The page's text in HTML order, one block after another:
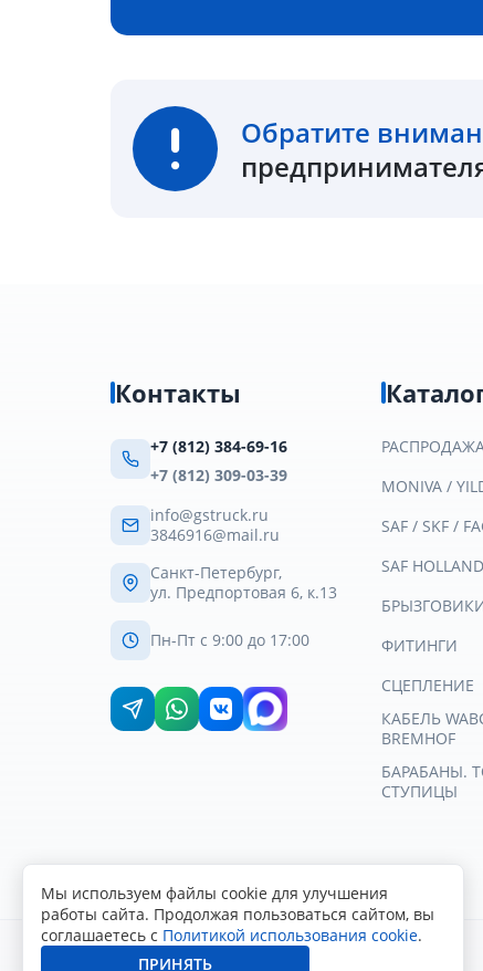
Обратите
Контакты
+7 (812) 384-69-16
+7 (812) 309-03-39
info@gstruck.ru
3846916@mail.ru
Санкт-Петербург,
ул. Предпортовая 6, к.13
Пн-Пт с 9:00 до 17:00
MONIVA /
SAF / SKF /
SAF
ФИТИНГИ
СЦЕПЛЕНИЕ
КАБЕЛЬ
BREMHOF
БАРАБАНЫ.
СТУПИЦЫ
Мы используем файлы cookie для улучшения
работы сайта. Продолжая пользоваться сайтом, вы
соглашаетесь с Политикой использования cookie.
ПРИНЯТЬ